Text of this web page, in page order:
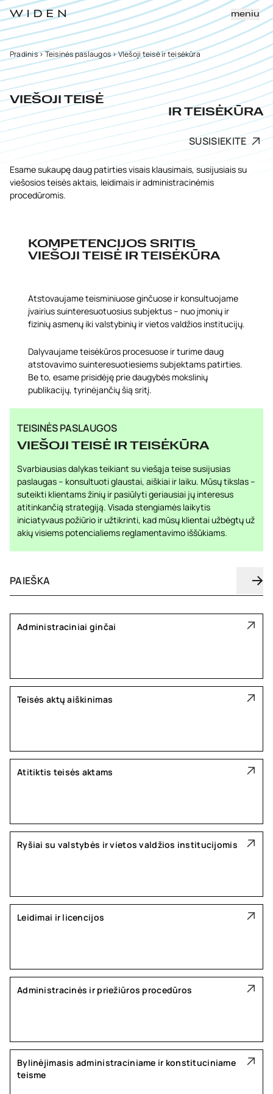
meniu
Pradinis>Teisinės paslaugos>VIešoji teisė ir teisėkūra
VIEŠOJI TEISĖ
IR TEISĖKŪRA
SUSISIEKITE
Esame sukaupę daug patirties visais klausimais, susijusiais su
viešosios teisės aktais, leidimais ir administracinėmis
procedūromis.
KOMPETENCIJOS SRITIS
VIEŠOJI TEISĖ IR TEISĖKŪRA
Atstovaujame teisminiuose ginčuose ir konsultuojame
įvairius suinteresuotuosius subjektus – nuo įmonių ir
fizinių asmenų iki valstybinių ir vietos valdžios institucijų.
Dalyvaujame teisėkūros procesuose ir turime daug
atstovavimo suinteresuotiesiems subjektams patirties.
Be to, esame prisidėję prie daugybės mokslinių
publikacijų, tyrinėjančių šią sritį.
TEISINĖS PASLAUGOS
VIEŠOJI TEISĖ IR TEISĖKŪRA
Svarbiausias dalykas teikiant su viešąja teise susijusias
paslaugas – konsultuoti glaustai, aiškiai ir laiku. Mūsų tikslas –
suteikti klientams žinių ir pasiūlyti geriausiai jų interesus
atitinkančią strategiją. Visada stengiamės laikytis
iniciatyvaus požiūrio ir užtikrinti, kad mūsų klientai užbėgtų už
akių visiems potencialiems reglamentavimo iššūkiams.
Administraciniai ginčai
Teisės aktų aiškinimas
Atitiktis teisės aktams
Ryšiai su valstybės ir vietos valdžios institucijomis
Leidimai ir licencijos
Administracinės ir priežiūros procedūros
Bylinėjimasis administraciniame ir konstituciniame
teisme